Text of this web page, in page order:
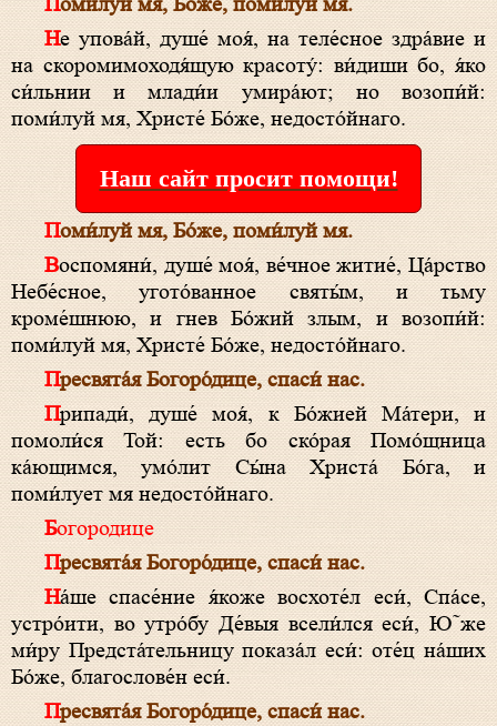
Не упова́й, душе́ моя́, на теле́сное здра́вие и
на скоромимоходя́щую красоту́: ви́диши бо, я́ко
си́льнии и млади́и умира́ют; но возопи́й:
поми́луй мя, Хри­сте́ Бо́­же, недосто́йнаго.
Наш сайт просит помощи!
Поми́луй мя, Бо́­же, поми́луй мя.
Воспомяни́, душе́ моя́, ве́чное житие́, Ца́р­ст­во
Не­бе́с­ное, угото́ванное свя­ты́м, и тьму
кроме́шнюю, и гнев Бо́­жий злым, и возопи́й:
поми́луй мя, Хри­сте́ Бо́­же, недосто́йнаго.
Пре­свя­та́я Бо­го­ро́­ди­це, спа­си́ нас.
Припади́, душе́ моя́, к Бо́­жией Ма́­те­ри, и
помоли́ся Той: есть бо ско́рая Помо́щница
ка́ющимся, умо́лит Сы́­на Хри­ста́ Бо́­га, и
поми́лует мя недосто́йнаго.
Богородице
Пре­свя­та́я Бо­го­ро́­ди­це, спа­си́ нас.
На́ше спа­се́ние я́коже восхоте́л еси́, Спа́­се,
устро́ити, во утро́бу Де́­выя всели́лся еси́, Ю˜же
ми́ру Предста́тельницу показа́л еси́: оте́ц на́ших
Бо́­же, бла­гослове́н еси́.
Пре­свя­та́я Бо­го­ро́­ди­це, спа­си́ нас.